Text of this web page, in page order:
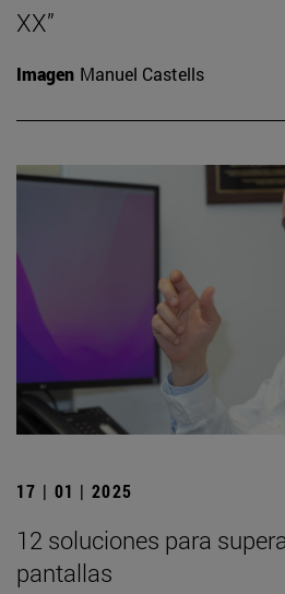
XX”
Imagen Manuel Castells
17 | 01 | 2025
12 soluciones para
pantallas